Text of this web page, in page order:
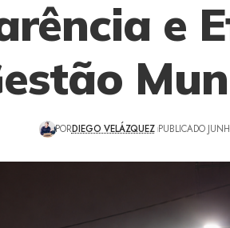
e
PORDIEGO VELÁZQUEZ PUBLICADO